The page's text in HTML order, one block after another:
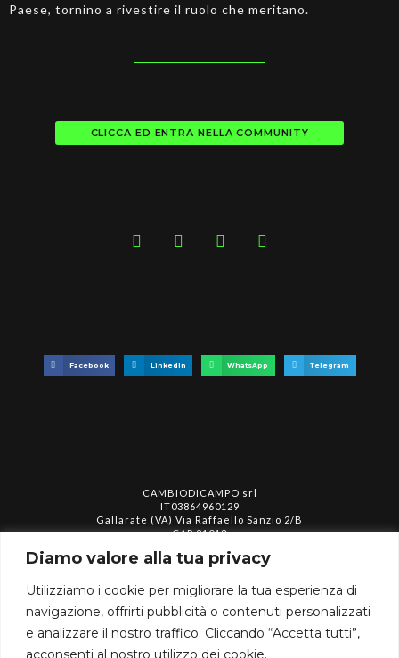
Diamo valore alla tua privacy
Utilizziamo i cookie per migliorare la tua esperienza di
navigazione, offrirti pubblicità o contenuti personalizzati
e analizzare il nostro traffico. Cliccando “Accetta tutti”,
acconsenti al nostro utilizzo dei cookie.
Paese, tornino a rivestire il ruolo che meritano.
CLICCA ED ENTRA NELLA COMMUNITY
Facebook LinkedIn WhatsApp Telegram
CAMBIODICAMPO srl
IT03864960129
Gallarate (VA) Via Raffaello Sanzio 2/B
CAP 21013
assistenza@cambiodicampo.com